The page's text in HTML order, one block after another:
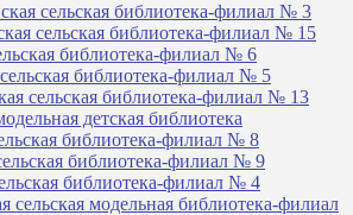
сельская библиотека-филиал № 3
сельская библиотека-филиал № 15
библиотека-филиал № 6
библиотека-филиал № 5
сельская библиотека-филиал № 13
детская библиотека
библиотека-филиал № 8
библиотека-филиал № 9
библиотека-филиал № 4
сельская модельная библиотека-филиал